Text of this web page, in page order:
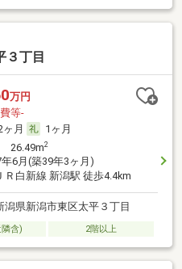
３丁目
万円
等-
ヶ月
1ヶ月
26.49m2
年6月(築39年3ヶ月)
ＪＲ白新線 新潟駅 徒歩4.4km
潟県新潟市東区太平３丁目
含) 2階以上